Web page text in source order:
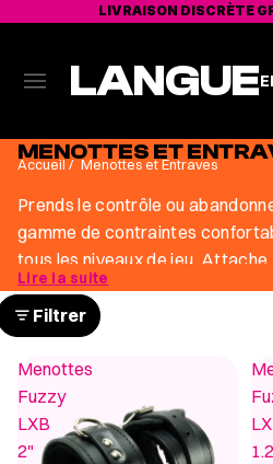
LIVRAISON DISCRÈTE
LANGUE
Accueil / Menottes et Entraves
MENOTTES ET
Prends le contrôle ou
gamme de contraintes
tous les niveaux de jeu.
dans le feu du moment.
Lire la suite
Filtrer
Menottes
Fuzzy
LXB
2"